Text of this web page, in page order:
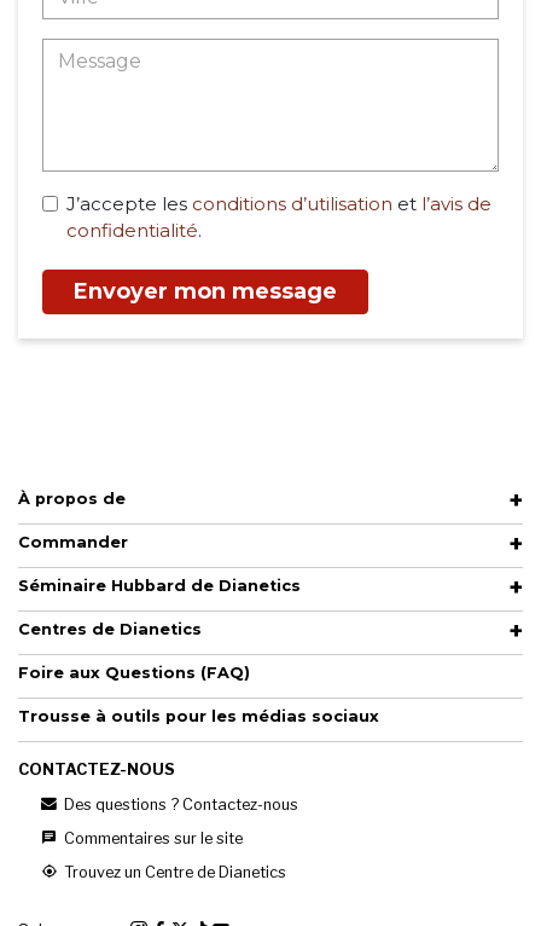
J’accepte les conditions d’utilisation et l’avis de
confidentialité.
Envoyer mon message
À propos de
Commander
Séminaire Hubbard de Dianetics
Centres de Dianetics
Foire aux Questions (FAQ)
Trousse à outils pour les médias sociaux
CONTACTEZ-NOUS
Des questions ? Contactez-nous
Commentaires sur le site
Trouvez un Centre de Dianetics